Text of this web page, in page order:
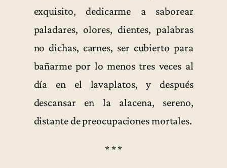
exquisito, dedicarme a saborear
paladares, olores, dientes, palabras
no dichas, carnes, ser cubierto para
bañarme por lo menos tres veces al
día en el lavaplatos, y después
descansar en la alacena, sereno,
distante de preocupaciones mortales.
* * *